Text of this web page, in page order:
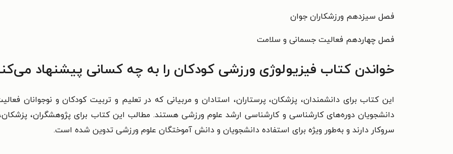
فصل سیزدهم ورزشکاران جوان
فصل چهاردهم فعاليت جسمانی و سلامت
خواندن کتاب فیزیولوژی ورزشی کودکان را به چه کسانی پیشنهاد
این کتاب برای دانشمندان، پزشکان، پرستاران، استادان و مربیانی که در تعلیم و تربیت کودکان و نوجوانان
دانشجویان دوره­‌های کارشناسی و کارشناسی ارشد علوم ورزشی هستند. مطالب اين كتاب برای پژوهشگران،
سروکار دارند و به‌طور ویژه برای استفاده دانشجویان و دانش آموختگان علوم ورزشی تدوین شده است.